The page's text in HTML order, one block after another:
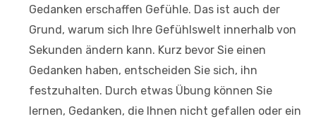
Gedanken erschaffen Gefühle. Das ist auch der
Grund, warum sich Ihre Gefühlswelt innerhalb von
Sekunden ändern kann. Kurz bevor Sie einen
Gedanken haben, entscheiden Sie sich, ihn
festzuhalten. Durch etwas Übung können Sie
lernen, Gedanken, die Ihnen nicht gefallen oder ein